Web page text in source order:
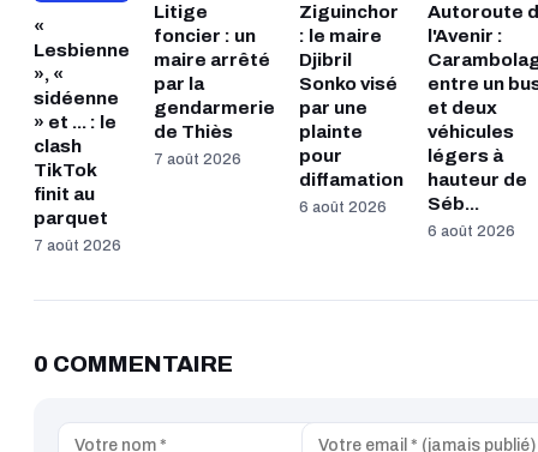
«
Lesbienne
», «
sidéenne
» et ... : le
clash
TikTok
finit au
parquet
7 août 2026
Litige
foncier : un
maire arrêté
par la
gendarmerie
de Thiès
7 août 2026
Ziguinchor
: le maire
Djibril
Sonko visé
par une
plainte
pour
diffamation
6 août 2026
Autoroute
l'Avenir :
entre un
et deux
véhicules
légers à
hauteur de
Séb...
6 août 2026
0 COMMENTAIRE